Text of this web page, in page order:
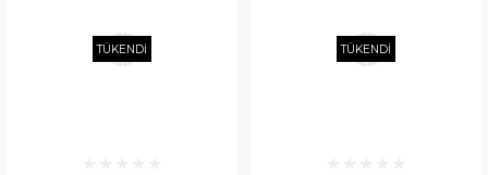
TÜKENDİ TÜKENDİ